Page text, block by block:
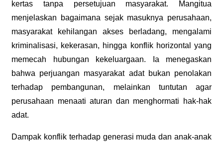
kertas tanpa persetujuan masyarakat. Mangitua
menjelaskan bagaimana sejak masuknya perusahaan,
masyarakat kehilangan akses berladang, mengalami
kriminalisasi, kekerasan, hingga konflik horizontal yang
memecah hubungan kekeluargaan. Ia menegaskan
bahwa perjuangan masyarakat adat bukan penolakan
terhadap pembangunan, melainkan tuntutan agar
perusahaan menaati aturan dan menghormati hak-hak
adat.
Dampak konflik terhadap generasi muda dan anak-anak